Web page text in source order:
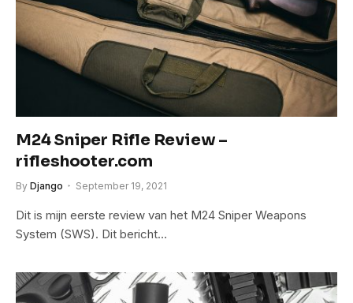
M24 Sniper Rifle Review –
rifleshooter.com
By Django September 19, 2021
Dit is mijn eerste review van het M24 Sniper Weapons
System (SWS). Dit bericht…